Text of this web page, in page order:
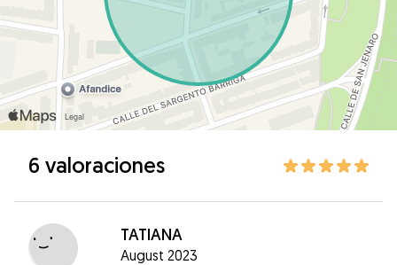
6 valoraciones
TATIANA
August 2023